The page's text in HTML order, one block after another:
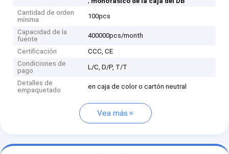
Cantidad de orden
mínima
100pcs
Capacidad de la
fuente
400000pcs/month
Certificación
CCC, CE
Condiciones de
pago
L/C, D/P, T/T
Detalles de
empaquetado
en caja de color o cartón neutral
Vea más